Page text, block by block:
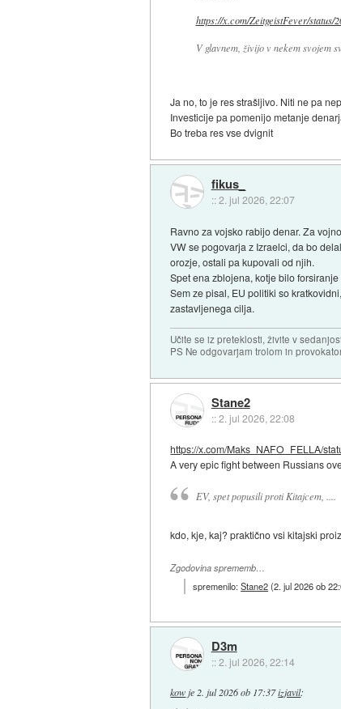
https://x.com/ZeitgeistFever/status/
V glavnem, živijo v nekem svojem
Ja no, to je res strašljivo. Niti ne pa
Investicije pa pomenijo metanje
Bo treba res vse dvignit
fikus_
::2. jul 2026, 22:07
Ravno za vojsko rabijo denar. Za
VW se pogovarja z Izraelci, da bo
orozje, ostali pa kupovali od njih.
Spet ena zblojena, kotje bilo
Sem ze pisal, EU politiki so
zastavljenega cilja.
Učite se iz preteklosti, živite v
PS Ne odgovarjam trolom in
Stane2
::2. jul 2026, 22:08
https://x.com/Maks_NAFO_FELLA/
A very epic fight between Russians
EV, spet popusili proti Kitajcem, ....
kdo, kje, kaj? praktično vsi kitajski
Zgodovina sprememb…
spremenilo:Stane2(2. jul 2026 ob
D3m
::2. jul 2026, 22:14
kowje2. jul 2026 ob 17:37izjavil: